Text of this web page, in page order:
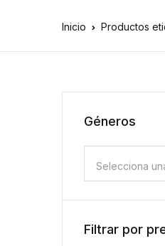
Inicio Productos
Géneros
Selecciona
Filtrar por